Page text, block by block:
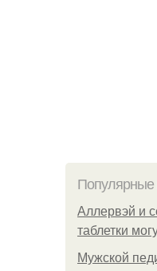
Аллервэй и
таблетки
Мужской